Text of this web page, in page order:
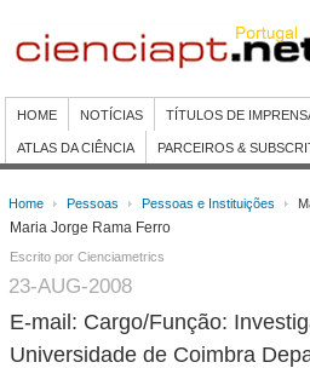
HOME NOTÍCIAS TÍTULOS DE
ATLAS DA CIÊNCIA PARCEIROS &
Home Pessoas Pessoas e Instituições
Maria Jorge Rama Ferro
Escrito por Cienciametrics
23-AUG-2008
E-mail: Cargo/Função:
Universidade de Coimbra